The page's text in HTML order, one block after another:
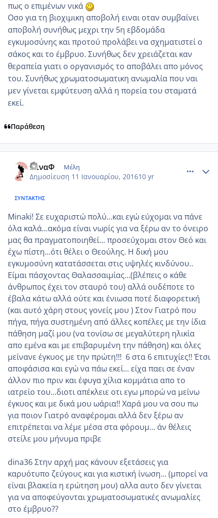
πως ο επιμένων νικά
Οσο για τη βιοχιμικη αποβολή ειναι οταν συμβαίνει
αποβολή συνήθως μεχρι την 5η εβδομάδα
εγκυμοσύνης και προτού προλάβει να σχηματιστεί ο
σάκος και το έμβρυο. Συνήθως δεν χρειάζεται καν
θεραπεία γιατι ο οργανισμός το αποβάλει απο μόνος
του. Συνήθως χρωματοσωματικη ανωμαλία που ναι
μεν γίνεται εμφύτευση αλλά η πορεία του σταματά
εκεί.
Παράθεση
ΝίναΦ Μέλη
Δημοσίευση 11 Ιανουαρίου, 201610 yr
ΣΥΝΤΆΚΤΗΣ
Minaki! Σε ευχαριστώ πολύ...και εγώ εύχομαι να πάνε
όλα καλά...ακόμα είναι νωρίς για να ξέρω αν το όνειρο
μας θα πραγματοποιηθεί... προσεύχομαι στον Θεό και
έχω πίστη...ότι θέλει ο Θεούλης. Η δική μου
εγκυμοσύνη κατατάσσεται στις υψηλές κινδύνου..
Είμαι πάσχοντας Θαλασσαιμίας...(βλέπεις ο κάθε
άνθρωπος έχει τον σταυρό του) αλλά ουδέποτε το
έβαλα κάτω αλλά ούτε και ένιωσα ποτέ διαφορετική
(και αυτό χάρη στους γονείς μου ) Στον Γιατρό που
πήγα, πήγα συστημένη από άλλες κοπέλες με την ίδια
πάθηση μαζί μου (να τονίσω σε μεγαλύτερη ηλικία
απο εμένα και με επιβαρυμένη την πάθηση) και όλες
μείνανε έγκυος με την πρώτη!!! 6 στα 6 επιτυχίες!! Έτσι
αποφάσισα και εγώ να πάω εκεί... είχα παει σε έναν
άλλον πιο πριν και έφυγα χίλια κομμάτια απο το
ιατρείο του...διοτι απέκλειε οτι εγω μπορώ να μείνω
έγκυος και με δικά μου ωάρια!! Χαρά μου να σου πω
για ποιον Γιατρό αναφέρομαι αλλά δεν ξέρω αν
επιτρέπεται να λέμε μέσα στα φόρουμ... άν θέλεις
στείλε μου μήνυμα πριβε
dina36 Στην αρχή μας κάνουν εξετάσεις για
καρυότυπο ζεύγους και για κιστική ίνωση... (μπορεί να
είναι βλακεία η ερώτηση μου) αλλα αυτο δεν γίνεται
για να αποφεύγονται χρωματοσωματικές ανωμαλίες
στο έμβρυο??